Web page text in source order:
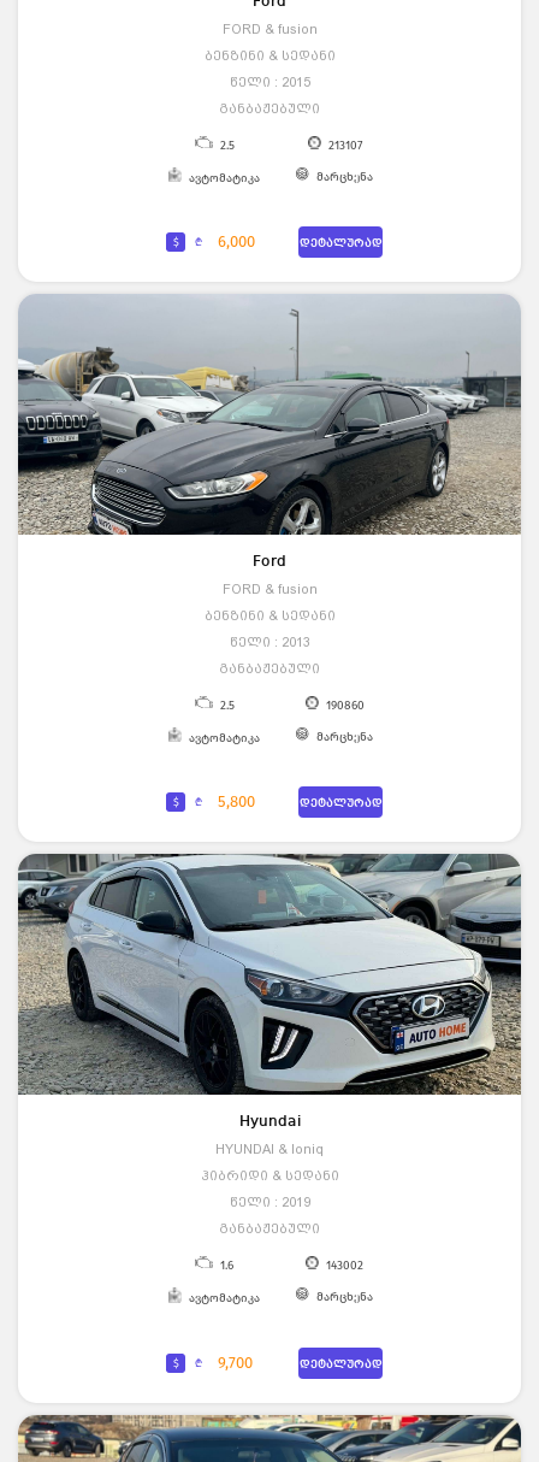
FORD & fusion
ბენზინი & სედანი
წელი : 2015
განბაჟებული
2.5 213107
ავტომატიკა მარცხენა
$ ₾ 6,000 დეტალურად
Ford
FORD & fusion
ბენზინი & სედანი
წელი : 2013
განბაჟებული
2.5 190860
ავტომატიკა მარცხენა
$ ₾ 5,800 დეტალურად
Hyundai
HYUNDAI & Ioniq
ჰიბრიდი & სედანი
წელი : 2019
განბაჟებული
1.6 143002
ავტომატიკა მარცხენა
$ ₾ 9,700 დეტალურად